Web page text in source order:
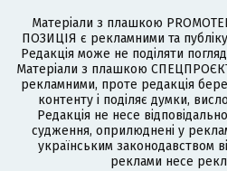
Матеріали з плашкою
ПОЗИЦІЯ є рекламними та
Редакція може не поділяти
Матеріали з плашкою
рекламними, проте редакція бере
контенту і поділяє думки,
Редакція не несе
судження, оприлюднені у
українським законодавством
реклами несе